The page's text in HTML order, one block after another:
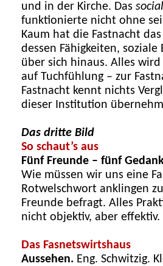
und in der Kirche. Das
funktionierte nicht ohne
Kaum hat die Fastnacht
dessen Fähigkeiten,
über sich hinaus. Alles
auf Tuchfühlung – zur
Fastnacht kennt nichts
dieser Institution
Das dritte Bild
So schaut’s aus
Fünf Freunde – fünf
Wie müssen wir uns eine
Rotwelschwort anklingen
Freunde befragt. Alles
nicht objektiv, aber effektiv.
Das Fasnetswirtshaus
Aussehen. Eng. Schwitzig.